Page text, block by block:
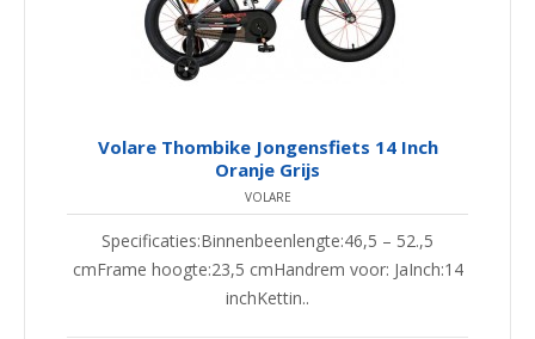
Volare Thombike Jongensfiets 14 Inch
Oranje Grijs
VOLARE
Specificaties:Binnenbeenlengte:46,5 – 52.,5
cmFrame hoogte:23,5 cmHandrem voor: JaInch:14
inchKettin..